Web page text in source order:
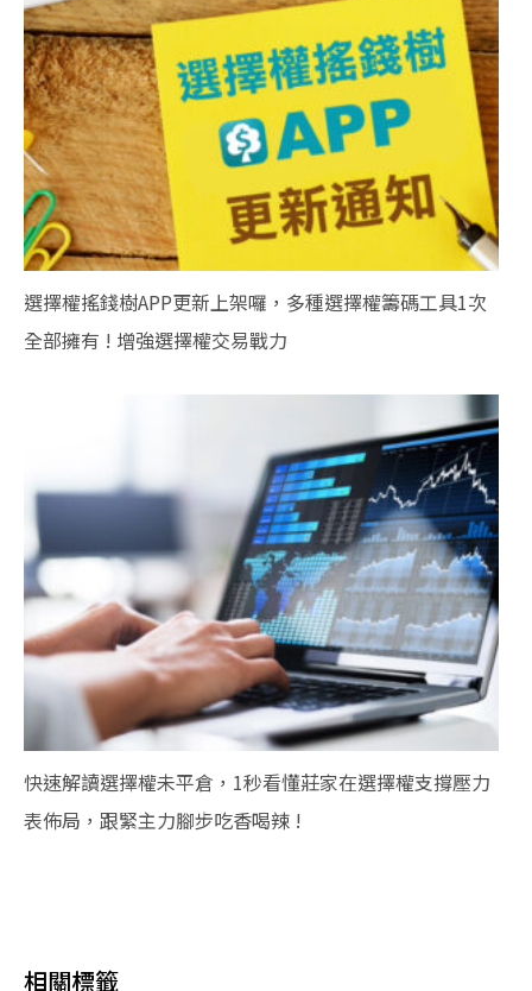
選擇權搖錢樹APP更新上架囉，多種選擇權籌碼工具1次
全部擁有 ! 增強選擇權交易戰力
快速解讀選擇權未平倉，1秒看懂莊家在選擇權支撐壓力
表佈局，跟緊主力腳步吃香喝辣 !
相關標籤